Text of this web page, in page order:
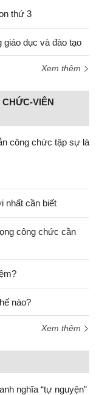
thứ 3
giáo dục và đào tạo
Xem thêm
VIÊN
công chức tập sự là
nhất cần biết
công chức cần
nào?
Xem thêm
nghĩa “tự nguyện”